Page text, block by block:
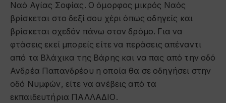
Ναό Αγίας Σοφίας. Ο όμορφος μικρός Ναός
βρίσκεται στο δεξί σου χέρι όπως οδηγείς και
βρίσκεται σχεδόν πάνω στον δρόμο. Για να
φτάσεις εκεί μπορείς είτε να περάσεις απέναντι
από τα Βλάχικα της Βάρης και να πας από την οδό
Ανδρέα Παπανδρέου η οποία θα σε οδηγήσει στην
οδό Νυμφών, είτε να ανέβεις από τα
εκπαιδευτήρια ΠΑΛΛΑΔΙΟ.